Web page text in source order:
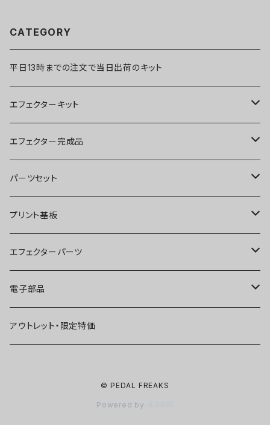
CATEGORY
平日13時までの注文で当日出荷のキット
エフェクターキット
ブースター
オーバードライブ
ディストーション
ファズ
プリアンプ
空間系
エフェクター完成品
ブースター
オーバードライブ
ディストーション
ファズ
空間系
パーツセット
ブースター
オーバードライブ
ディストーション
ファズ
プリント基板
オーバードライブ
ディストーション
ファズ
エフェクターパーツ
スイッチ
ジャック
電子部品
IC
アウトレット・限定特価
© PEDAL FREAKS
Powered by